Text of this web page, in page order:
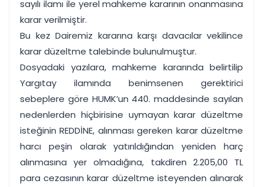
sayılı ilamı ile yerel mahkeme kararının onanmasına
karar verilmiştir.
Bu kez Dairemiz kararına karşı davacılar vekilince
karar düzeltme talebinde bulunulmuştur.
Dosyadaki yazılara, mahkeme kararında belirtilip
Yargıtay ilamında benimsenen gerektirici
sebeplere göre HUMK’un 440. maddesinde sayılan
nedenlerden hiçbirisine uymayan karar düzeltme
isteğinin REDDİNE, alınması gereken karar düzeltme
harcı peşin olarak yatırıldığından yeniden harç
alınmasına yer olmadığına, takdiren 2.205,00 TL
para cezasının karar düzeltme isteyenden alınarak